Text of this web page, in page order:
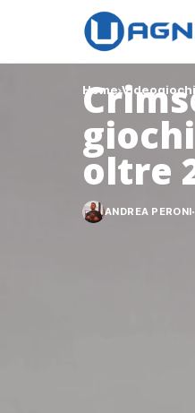
Home Videogiochi
oltre
ANDREA PERONI